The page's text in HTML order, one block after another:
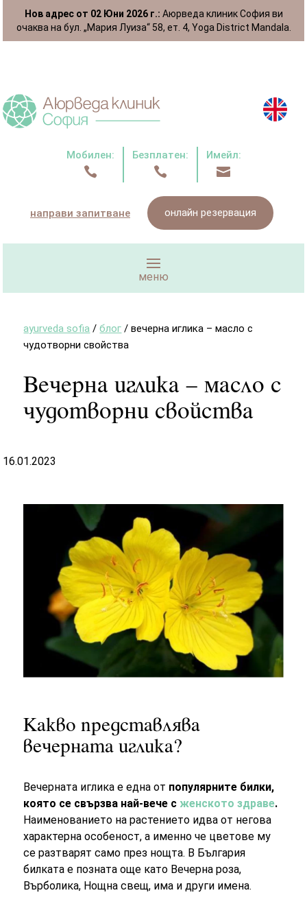
Нов адрес от 02 Юни 2026 г.: Аюрведа клиник София ви
очаква на бул. „Мария Луиза“ 58, ет. 4, Yoga District Mandala.
Мобилен:

Безплатен:

Имейл:

направи запитване онлайн резервация
ayurveda sofia /блог /вечерна иглика – масло с
чудотворни свойства
Вечерна иглика – масло с
чудотворни свойства
16.01.2023
Какво представлява
вечерната иглика?
Вечерната иглика е една от популярните билки,
която се свързва най-вече с женското здраве.
Наименованието на растението идва от негова
характерна особеност, а именно че цветове му
се разтварят само през нощта. В България
билката е позната още като Вечерна роза,
Върболика, Нощна свещ, има и други имена.